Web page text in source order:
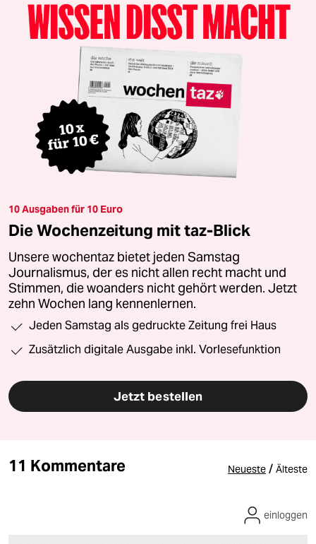
10 Ausgaben für 10 Euro
Die Wochenzeitung mit taz-Blick
Unsere wochentaz bietet jeden Samstag
Journalismus, der es nicht allen recht macht und
Stimmen, die woanders nicht gehört werden. Jetzt
zehn Wochen lang kennenlernen.
Jeden Samstag als gedruckte Zeitung frei Haus
Zusätzlich digitale Ausgabe inkl. Vorlesefunktion
Jetzt bestellen
11 Kommentare Neueste / Älteste
einloggen